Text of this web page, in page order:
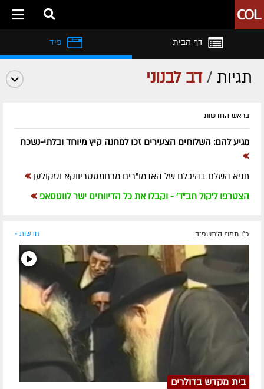
דף הבית
תגיות /דב לבנוני
בראש החדשות
מגיע להם: השלוחים הצעירים זכו למחנה קיץ מיוחד ובלתי-נשכח
»
תניא השלם בהיכלם של האדמו"רים מרחמסטריווקא וסקולען »
הצטרפו ל'קול חב"ד' - וקבלו את כל הדיווחים ישר לווטסאפ »
כ"ו תמוז ה׳תשפ״ב חדשות »
בית מקדש בדולרים